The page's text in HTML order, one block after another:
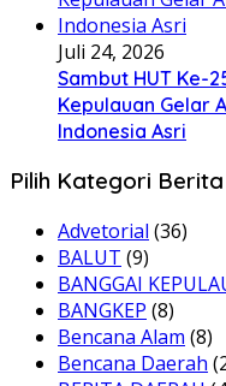
Juli 24, 2026
Sambut HUT Ke-
Kepulauan Gelar
Indonesia Asri
Pilih Kategori Berita
Advetorial (36)
BALUT (9)
BANGGAI
BANGKEP (8)
Bencana Alam (8)
Bencana Daerah